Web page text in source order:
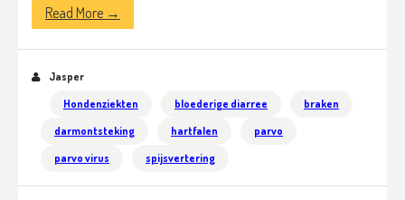
Read More →
Jasper
Hondenziekten
bloederige diarree
braken
darmontsteking
hartfalen
parvo
parvo virus
spijsvertering